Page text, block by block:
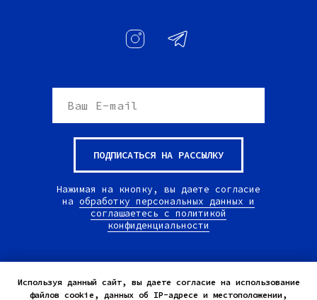
ПОДПИСАТЬСЯ НА РАССЫЛКУ
Нажимая на кнопку, вы даете согласие
на обработку персональных данных и
соглашаетесь c политикой
конфиденциальности
© All Rights Reserved.
Appártment23.
Используя данный сайт, вы даете согласие на использование
файлов cookie, данных об IP-адресе и местоположении,